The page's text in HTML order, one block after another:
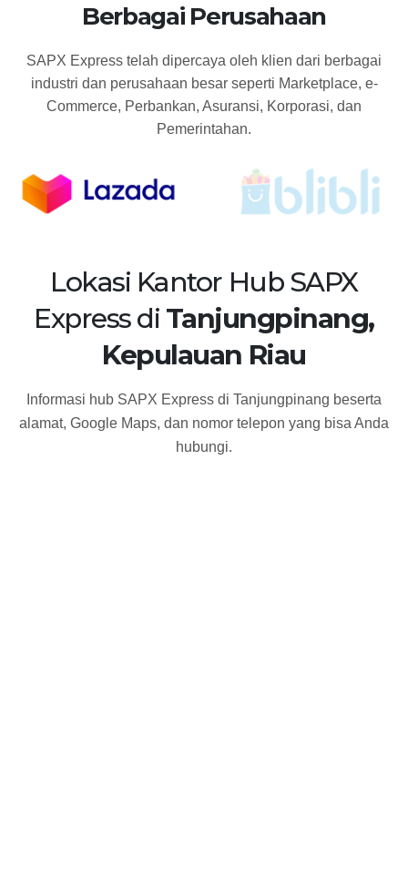
Berbagai Perusahaan
SAPX Express telah dipercaya oleh klien dari berbagai
industri dan perusahaan besar seperti Marketplace, e-
Commerce, Perbankan, Asuransi, Korporasi, dan
Pemerintahan.
Lokasi Kantor Hub SAPX
Express di Tanjungpinang,
Kepulauan Riau
Informasi hub SAPX Express di Tanjungpinang beserta
alamat, Google Maps, dan nomor telepon yang bisa Anda
hubungi.